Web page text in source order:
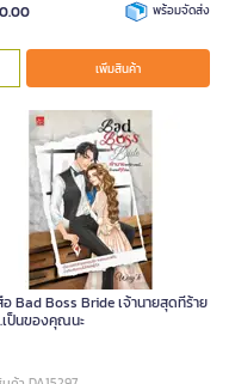
พร้อมจัดส่ง
เพิ่มสินค้า
Bad Boss Bride เจ้านายสุดที่ร้าย
เป็นของคุณนะ